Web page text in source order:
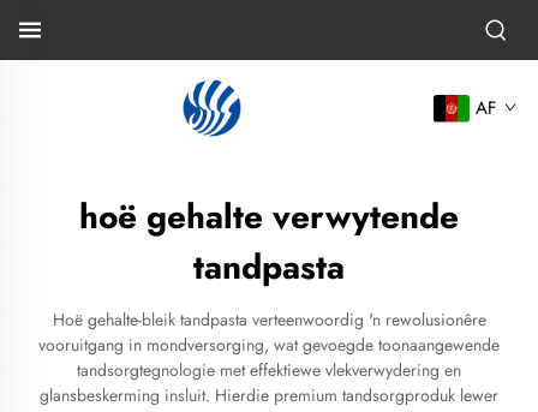
AF
hoë gehalte verwytende
tandpasta
Hoë gehalte-bleik tandpasta verteenwoordig 'n rewolusionêre
vooruitgang in mondversorging, wat gevoegde toonaangewende
tandsorgtegnologie met effektiewe vlekverwydering en
glansbeskerming insluit. Hierdie premium tandsorgproduk lewer